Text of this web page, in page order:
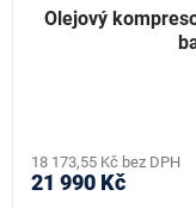
Olejový
18 173,55 Kč bez DPH
21 990 Kč